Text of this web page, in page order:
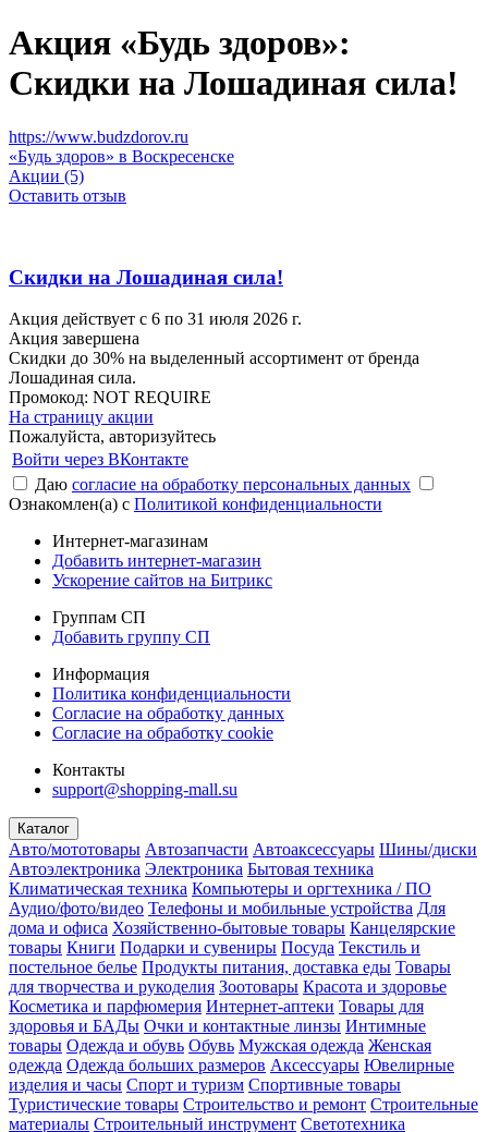
Акция «Будь здоров»:
Скидки на Лошадиная сила!
https://www.budzdorov.ru
«Будь здоров» в Воскресенске
Акции (5)
Оставить отзыв
Скидки на Лошадиная сила!
Акция действует с 6 по 31 июля 2026 г.
Акция завершена
Скидки до 30% на выделенный ассортимент от бренда
Лошадиная сила.
Промокод: NOT REQUIRE
На страницу акции
Пожалуйста, авторизуйтесь
Войти через ВКонтакте
Даю согласие на обработку персональных данных
Ознакомлен(а) с Политикой конфиденциальности
Интернет-магазинам
Добавить интернет-магазин
Ускорение сайтов на Битрикс
Группам СП
Добавить группу СП
Информация
Политика конфиденциальности
Согласие на обработку данных
Согласие на обработку cookie
Контакты
support@shopping-mall.su
Каталог
Авто/мототовары Автозапчасти Автоаксессуары Шины/диски
Автоэлектроника Электроника Бытовая техника
Климатическая техника Компьютеры и оргтехника / ПО
Аудио/фото/видео Телефоны и мобильные устройства Для
дома и офиса Хозяйственно-бытовые товары Канцелярские
товары Книги Подарки и сувениры Посуда Текстиль и
постельное белье Продукты питания, доставка еды Товары
для творчества и рукоделия Зоотовары Красота и здоровье
Косметика и парфюмерия Интернет-аптеки Товары для
здоровья и БАДы Очки и контактные линзы Интимные
товары Одежда и обувь Обувь Мужская одежда Женская
одежда Одежда больших размеров Аксессуары Ювелирные
изделия и часы Спорт и туризм Спортивные товары
Туристические товары Строительство и ремонт Строительные
материалы Строительный инструмент Светотехника